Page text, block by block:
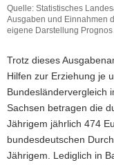
Quelle: Statistisches
Ausgaben und Einnahmen
eigene Darstellung Prognos
Trotz dieses
Hilfen zur Erziehung je
Bundesländervergleich
Sachsen betragen die
Jährigem jährlich 474
bundesdeutschen
Jährigem. Lediglich in